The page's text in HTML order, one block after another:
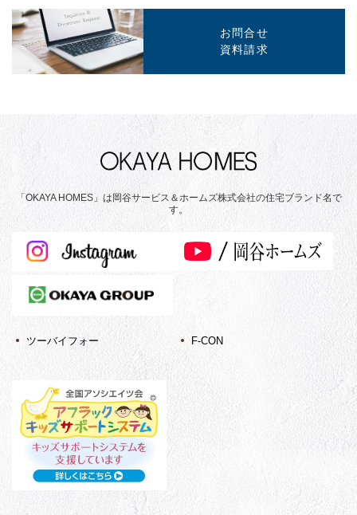
お問合せ
資料請求
「OKAYA HOMES」は岡谷サービス＆ホームズ株式会社の住宅ブランド名で
す。
ツーバイフォー F-CON